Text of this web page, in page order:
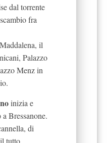
dal torrente
fra
il
Palazzo
Menz in
inizia e
Bressanone.
di
tutto